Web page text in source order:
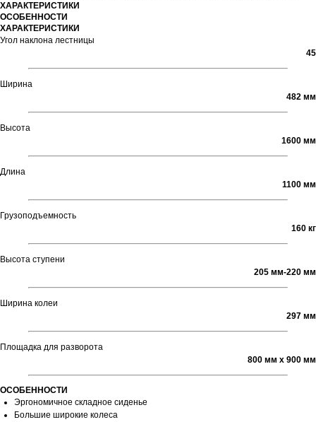
ХАРАКТЕРИСТИКИ
ОСОБЕННОСТИ
ХАРАКТЕРИСТИКИ
Угол наклона лестницы
45
Ширина
482 мм
Высота
1600 мм
Длина
1100 мм
Грузоподъемность
160 кг
Высота ступени
205 мм-220 мм
Ширина колеи
297 мм
Площадка для разворота
800 мм х 900 мм
ОСОБЕННОСТИ
Эргономичное складное сиденье
Большие широкие колеса